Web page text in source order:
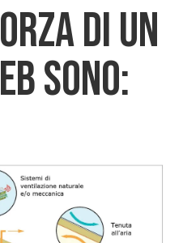
di un
sono: